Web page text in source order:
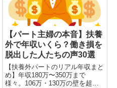
【パート主婦の本音】扶養
外で年収いくら？働き損を
脱出した人たちの声30選
【扶養外パートのリアル年収まと
め】年収180万〜350万まで
様々。106万・130万の壁を超え